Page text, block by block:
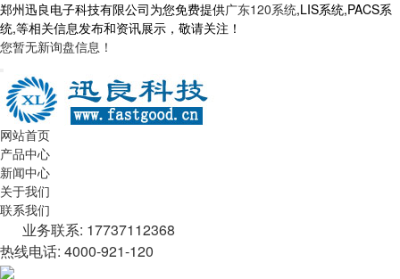
郑州迅良电子科技有限公司为您免费提供广东120系统,LIS系统,PACS系
统,等相关信息发布和资讯展示，敬请关注！
您暂无新询盘信息！
网站首页
产品中心
新闻中心
关于我们
联系我们
业务联系: 17737112368
热线电话: 4000-921-120